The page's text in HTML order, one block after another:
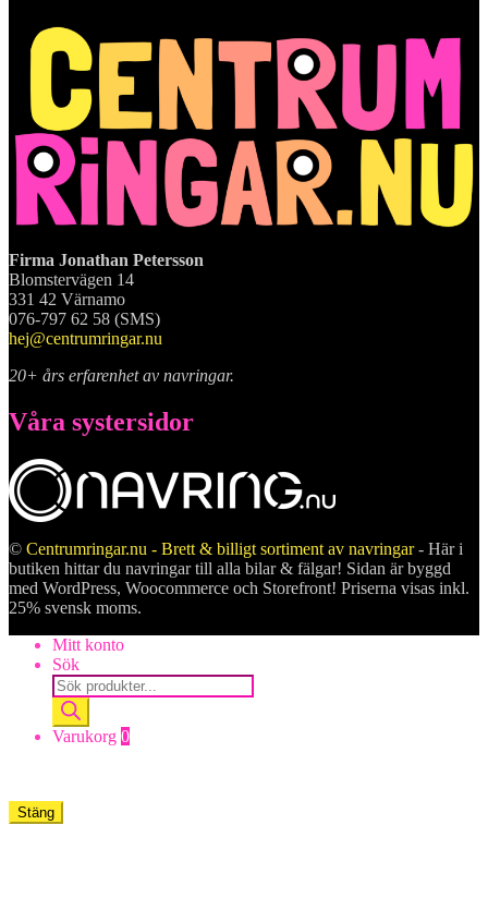
Firma Jonathan Petersson
Blomstervägen 14
331 42 Värnamo
076-797 62 58 (SMS)
hej@centrumringar.nu
20+ års erfarenhet av navringar.
Våra systersidor
© Centrumringar.nu - Brett & billigt sortiment av navringar- Här i
butiken hittar du navringar till alla bilar & fälgar! Sidan är byggd
med WordPress, Woocommerce och Storefront! Priserna visas inkl.
25% svensk moms.
Mitt konto
Sök
Products
search
Varukorg 0
Stäng